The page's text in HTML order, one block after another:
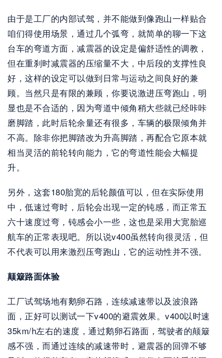
由于是工厂的内部试驾，并不能做到像跑山一样贴合
咱们得使用场景，通过几个弧弯，就简单的聊一下这
台车的弯道方面，减震器的设定是偏舒适性的调教，
但在重刹时减震器的压缩量不大，中后段的支撑性良
好，这样的设定可以做到日常与运动之间良好的兼
顾。当然只是有限的兼顾，你要说激进压弯跑山，明
显也是不合适的，因为弯道中倾角稍大些就已经咔咔
磨脚踏，此时后轮余量还有很多，车辆的极限倾角并
不高。除非你把脚踏改为升高脚踏，再配合它原本就
相当灵活的前轮转向能力，它的弯道性能会大幅提
升。
另外，这套180胎宽的后轮颜值可以，但在实际使用
中，低速过弯时，后轮会出现一定的钝感，而正常五
六十速度过弯，钝感会小一些，这也是采用大宽胎巡
航车的正常表现吧。所以说v400虽然转向很灵活，但
不代表可以用来激烈压弯跑山，它的运动性并不强。
颠簸路面体验
工厂试驾场地有鹅卵石路，连续减速带以及波浪路
面，正好可以测试一下v400的避震效果。v400以时速
35km/h左右的速度，通过鹅卵石路面，驾驶者的颠簸
感不强，而通过连续的减速带时，避震器的回弹不够